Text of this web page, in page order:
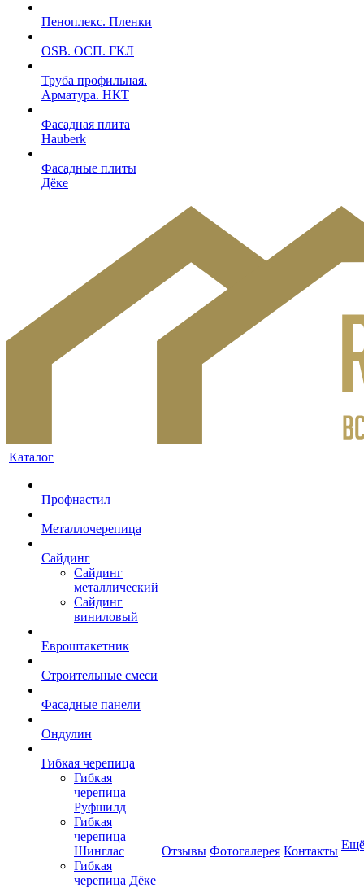
Пеноплекс. Пленки
OSB. ОСП. ГКЛ
Труба профильная.
Арматура. НКТ
Фасадная плита
Hauberk
Фасадные плиты
Дёке
Каталог
Профнастил
Металлочерепица
Сайдинг
Сайдинг
металлический
Сайдинг
виниловый
Евроштакетник
Строительные смеси
Фасадные панели
Ондулин
Гибкая черепица
Гибкая
черепица
Руфшилд
Гибкая
черепица
Шинглас
Гибкая
черепица Дёке
Отзывы Фотогалерея Контакты Ещё